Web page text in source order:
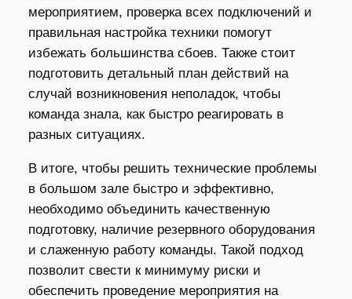
мероприятием, проверка всех подключений и
правильная настройка техники помогут
избежать большинства сбоев. Также стоит
подготовить детальный план действий на
случай возникновения неполадок, чтобы
команда знала, как быстро реагировать в
разных ситуациях.
В итоге, чтобы решить технические проблемы
в большом зале быстро и эффективно,
необходимо объединить качественную
подготовку, наличие резервного оборудования
и слаженную работу команды. Такой подход
позволит свести к минимуму риски и
обеспечить проведение мероприятия на